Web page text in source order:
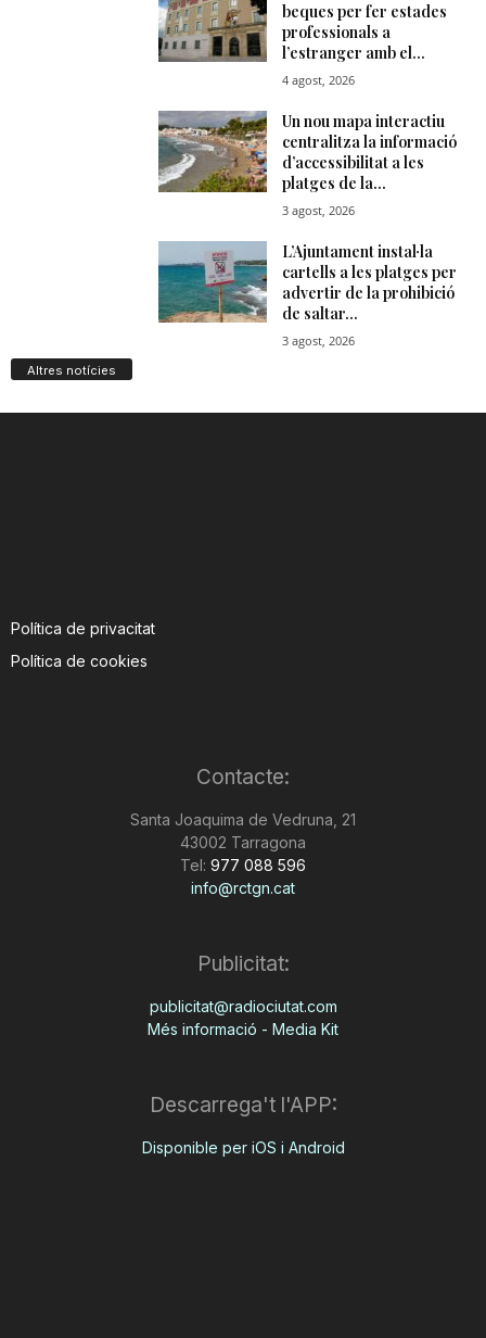
Altres notícies
Política de privacitat
Política de cookies
Contacte:
Santa Joaquima de Vedruna, 21
43002 Tarragona
Tel: 977 088 596
info@rctgn.cat
Publicitat:
publicitat@radiociutat.com
Més informació - Media Kit
Descarrega't l'APP:
Disponible per iOS i Android